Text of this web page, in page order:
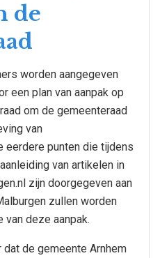
de
worden aangegeven
een plan van aanpak op
om de gemeenteraad
van
eerdere punten die tijdens
van artikelen in
zijn doorgegeven aan
zullen worden
van deze aanpak.
de gemeente Arnhem